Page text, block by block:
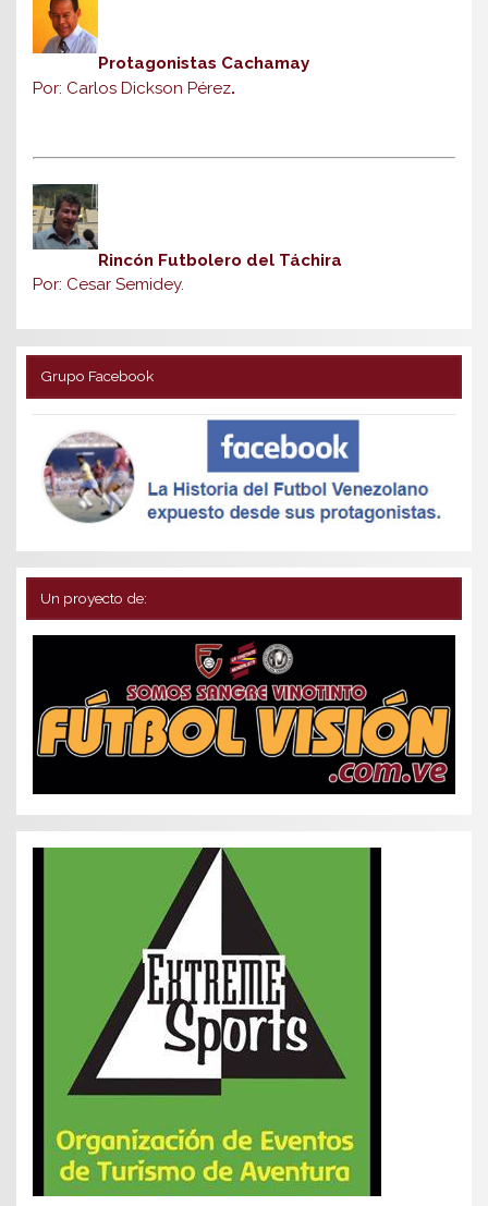
Protagonistas Cachamay
Por: Carlos Dickson Pérez.
Rincón Futbolero del Táchira
Por: Cesar Semidey.
Grupo Facebook
Un proyecto de: